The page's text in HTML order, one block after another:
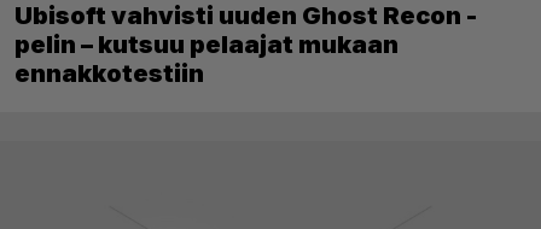
Ubisoft vahvisti uuden Ghost Recon -
pelin – kutsuu pelaajat mukaan
ennakkotestiin